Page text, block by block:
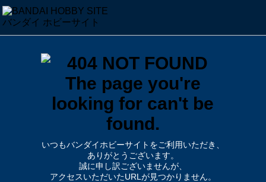
いつもバンダイホビーサイトをご利用いただき、
ありがとうございます。
誠に申し訳ございませんが、
アクセスいただいたURLが見つかりません。